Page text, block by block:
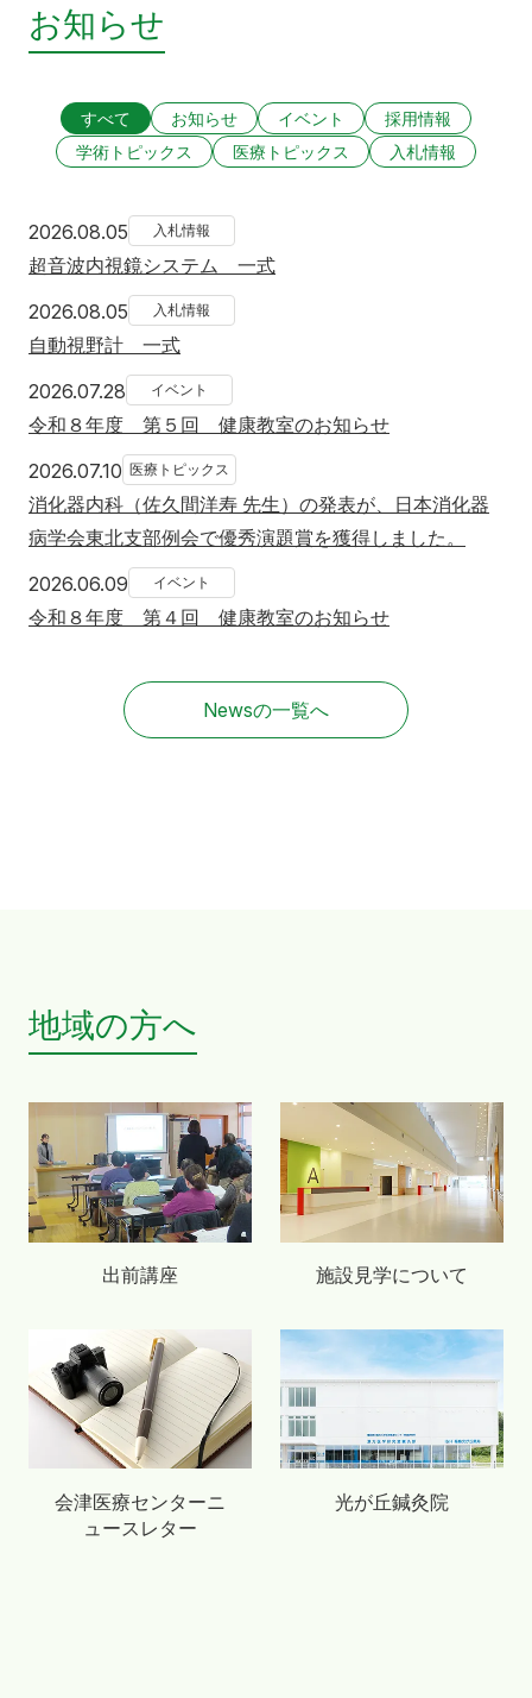
お知らせ
すべて お知らせ イベント
採用情報
学術トピックス
医療トピックス 入札情報
2026.08.05 2026年8月5日
入札情報
超音波内視鏡システム 一式
2026.08.05 2026年8月5日
入札情報
自動視野計 一式
2026.07.28 2026年7月28日
イベント
令和８年度 第５回 健康教室のお知らせ
2026.07.10 2026年7月10日
医療トピックス
消化器内科（佐久間洋寿 先生）の発表が、日本消化器
病学会東北支部例会で優秀演題賞を獲得しました。
2026.06.09 2026年6月9日
イベント
令和８年度 第４回 健康教室のお知らせ
Newsの一覧へ
地域の方へ
出前講座 施設見学について
会津医療センターニ
ュースレター
光が丘鍼灸院